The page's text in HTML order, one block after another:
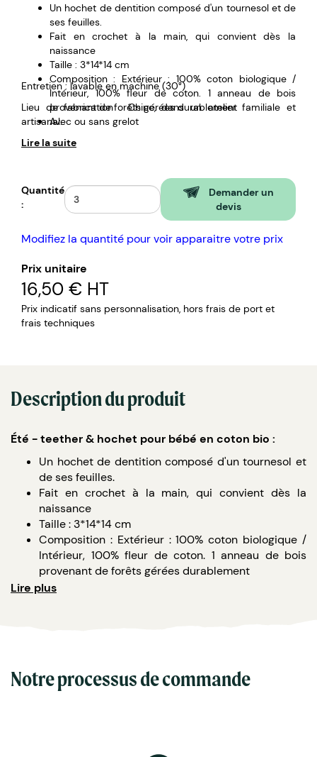
Un hochet de dentition composé d'un tournesol et de
ses feuilles.
Fait en crochet à la main, qui convient dès la
naissance
Taille : 3*14*14 cm
Composition : Extérieur : 100% coton biologique /
Intérieur, 100% fleur de coton. 1 anneau de bois
provenant de forêts gérées durablement
Avec ou sans grelot
Entretien : lavable en machine (30°)
Lieu de fabrication : Chine, dans un atelier familiale et
artisanal.
Lire la suite
Quantité
:
Demander un
devis
Modifiez la quantité pour voir apparaitre votre prix
Prix unitaire
16,50 € HT
Prix indicatif sans personnalisation, hors frais de port et
frais techniques
Description du produit
Été - teether & hochet pour bébé en coton bio :
Un hochet de dentition composé d'un tournesol et
de ses feuilles.
Fait en crochet à la main, qui convient dès la
naissance
Taille : 3*14*14 cm
Composition : Extérieur : 100% coton biologique /
Intérieur, 100% fleur de coton. 1 anneau de bois
provenant de forêts gérées durablement
Avec ou sans grelot
Lire plus
Notre processus de commande